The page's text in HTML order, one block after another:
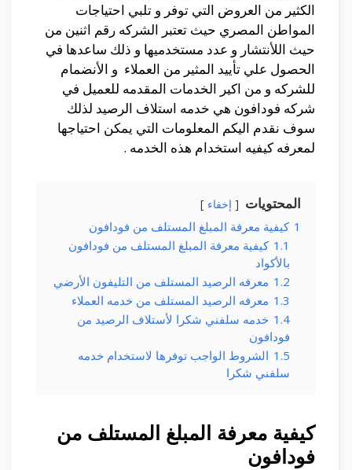
الكثير من العروض التي توفر و تلبي احتياجات
المواطن المصري حيث تعتبر الشركه رقم اثنين من
حيث اللأنتشار و عدد مستخدميها و ذلك ساعدها في
الحصول علي تأييد المثير من العملاء و الأنضمام
للشركه و من اكير الخدمات المقدمه للعميل في
شركه فودافون هي خدمه استلاف الرصيد لذلك
سوف نقدم اليكم المعلومات التي يمكن احتياجها
لمعرفه كيفيه استخدام هذه الخدمه .
المحتويات إخفاء
1 كيفية معرفة المبلغ المستلف من فودافون
1.1 كيفية معرفة المبلغ المستلف من فودافون
بالأكواد
1.2 معرفه الرصيد المستلف من التليفون الأرضي
1.3 معرفه الرصيد المستلف من خدمه العملاء
1.4 خدمه سلفني شكرا لأستلاف الرصيد من
فودافون
1.5 الشروط الواجب توفرها لاستخدام خدمه
سلفني شكرا
كيفية معرفة المبلغ المستلف من
فودافون